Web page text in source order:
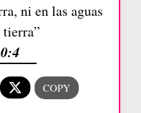
ni en las aguas
tierra”